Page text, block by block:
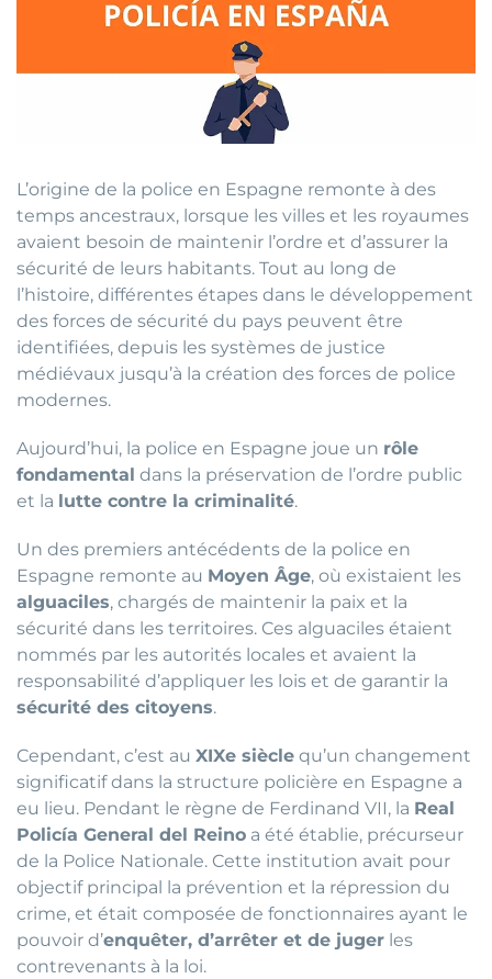
L’origine de la police en Espagne remonte à des
temps ancestraux, lorsque les villes et les royaumes
avaient besoin de maintenir l’ordre et d’assurer la
sécurité de leurs habitants. Tout au long de
l’histoire, différentes étapes dans le développement
des forces de sécurité du pays peuvent être
identifiées, depuis les systèmes de justice
médiévaux jusqu’à la création des forces de police
modernes.
Aujourd’hui, la police en Espagne joue un rôle
fondamental dans la préservation de l’ordre public
et la lutte contre la criminalité.
Un des premiers antécédents de la police en
Espagne remonte au Moyen Âge, où existaient les
alguaciles, chargés de maintenir la paix et la
sécurité dans les territoires. Ces alguaciles étaient
nommés par les autorités locales et avaient la
responsabilité d’appliquer les lois et de garantir la
sécurité des citoyens.
Cependant, c’est au XIXe siècle qu’un changement
significatif dans la structure policière en Espagne a
eu lieu. Pendant le règne de Ferdinand VII, la Real
Policía General del Reino a été établie, précurseur
de la Police Nationale. Cette institution avait pour
objectif principal la prévention et la répression du
crime, et était composée de fonctionnaires ayant le
pouvoir d’enquêter, d’arrêter et de juger les
contrevenants à la loi.